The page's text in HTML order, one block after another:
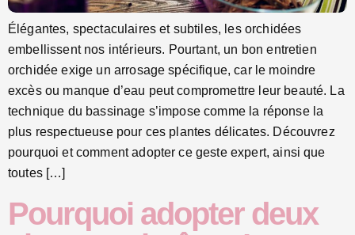
Élégantes, spectaculaires et subtiles, les orchidées
embellissent nos intérieurs. Pourtant, un bon entretien
orchidée exige un arrosage spécifique, car le moindre
excès ou manque d’eau peut compromettre leur beauté. La
technique du bassinage s’impose comme la réponse la
plus respectueuse pour ces plantes délicates. Découvrez
pourquoi et comment adopter ce geste expert, ainsi que
toutes […]
Pourquoi adopter deux